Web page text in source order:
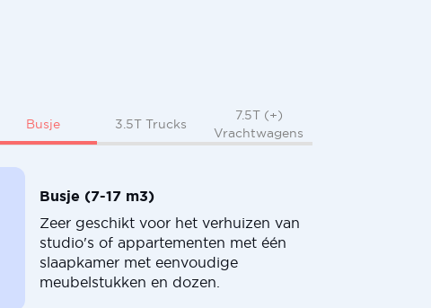
Busje 3.5T Trucks
7.5T (+)
Vrachtwagens
Busje (7-17 m3)
Zeer geschikt voor het verhuizen van
studio's of appartementen met één
slaapkamer met eenvoudige
meubelstukken en dozen.